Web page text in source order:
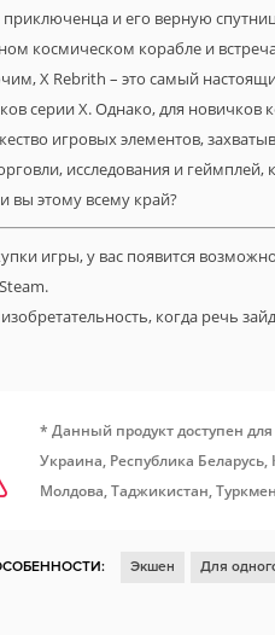
и его верную
космическом корабле и
X Rebrith – это самый
серии X. Однако, для
игровых элементов,
исследования и геймплей,
вы этому всему край?
игры, у вас появится
когда речь
* Данный продукт доступен
Украина, Республика
Молдова, Таджикистан,
Экшен Для